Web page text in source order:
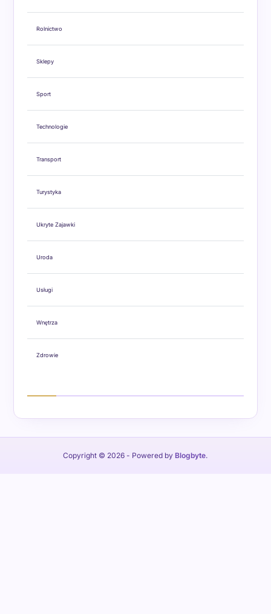
Rolnictwo
Sklepy
Sport
Technologie
Transport
Turystyka
Ukryte Zajawki
Uroda
Usługi
Wnętrza
Zdrowie
Copyright © 2026 - Powered by Blogbyte.